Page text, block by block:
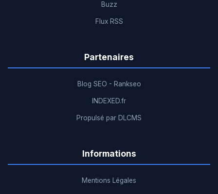
Buzz
Flux RSS
Partenaires
Blog SEO - Rankseo
INDEXED.fr
Propulsé par DLCMS
Informations
Mentions Légales